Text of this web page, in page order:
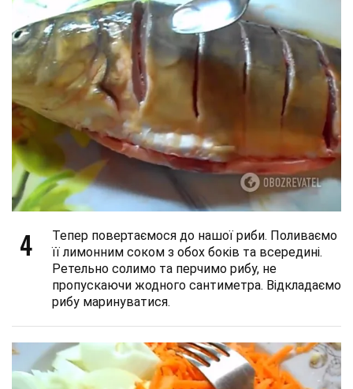
4
Тепер повертаємося до нашої риби. Поливаємо
її лимонним соком з обох боків та всередині.
Ретельно солимо та перчимо рибу, не
пропускаючи жодного сантиметра. Відкладаємо
рибу маринуватися.